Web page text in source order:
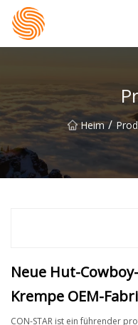
Heim /
Neue Hut-
Krempe OEM-
CON-STAR ist ein führender